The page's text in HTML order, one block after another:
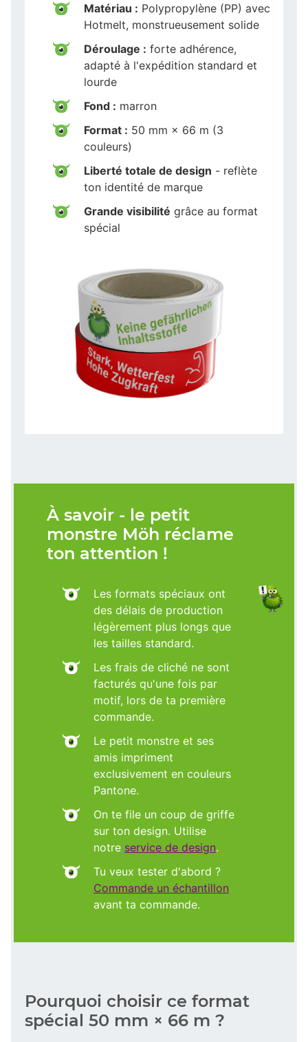
Matériau : Polypropylène (PP) avec
Hotmelt, monstrueusement solide
Déroulage : forte adhérence,
adapté à l'expédition standard et
lourde
Fond : marron
Format : 50 mm × 66 m (3
couleurs)
Liberté totale de design - reflète
ton identité de marque
Grande visibilité grâce au format
spécial
À savoir - le petit
monstre Möh réclame
ton attention !
Les formats spéciaux ont
des délais de production
légèrement plus longs que
les tailles standard.
Les frais de cliché ne sont
facturés qu'une fois par
motif, lors de ta première
commande.
Le petit monstre et ses
amis impriment
exclusivement en couleurs
Pantone.
On te file un coup de griffe
sur ton design. Utilise
notre service de design.
Tu veux tester d'abord ?
Commande un échantillon
avant ta commande.
Pourquoi choisir ce format
spécial 50 mm × 66 m ?